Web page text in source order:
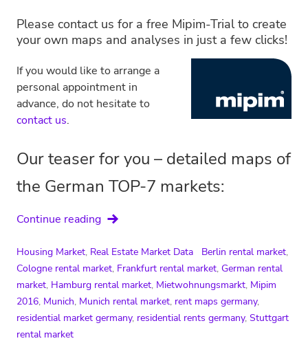
Please contact us for a free Mipim-Trial to create
your own maps and analyses in just a few clicks!
If you would like to arrange a
personal appointment in
advance, do not hesitate to
contact us.
Our teaser for you – detailed maps of
the German TOP-7 markets:
Continue readingRent
for
Germany
Housing Market, Real Estate Market Data Berlin rental market,
Cologne rental market, Frankfurt rental market, German rental
market, Hamburg rental market, Mietwohnungsmarkt, Mipim
2016, Munich, Munich rental market, rent maps germany,
residential market germany, residential rents germany, Stuttgart
rental market